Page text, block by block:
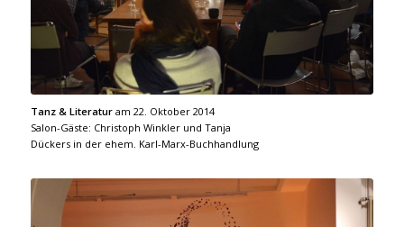
Tanz & Literaturam 22. Oktober 2014
Salon-Gäste: Christoph Winkler und Tanja
Dückers in der ehem. Karl-Marx-Buchhandlung